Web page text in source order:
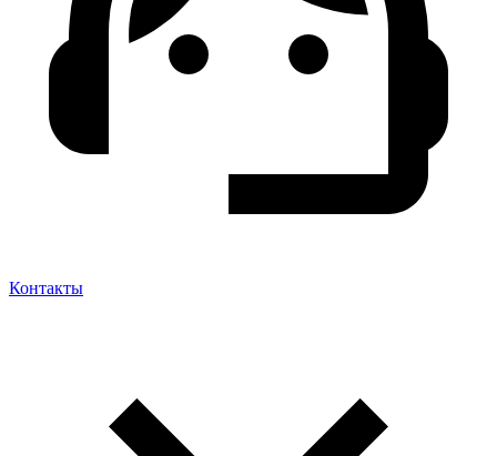
Контакты